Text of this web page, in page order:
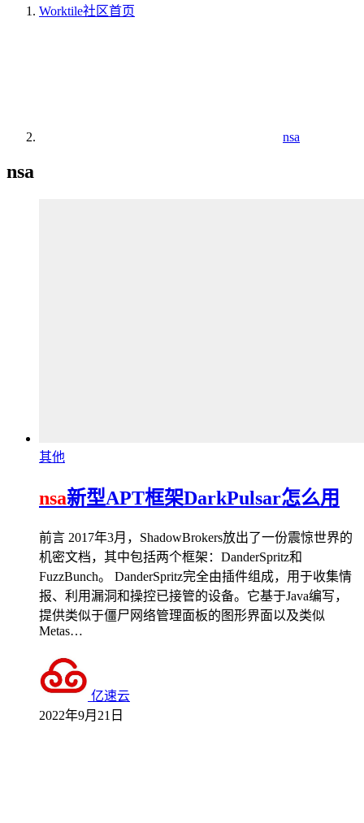
Worktile社区首页
nsa
nsa
其他
nsa新型APT框架DarkPulsar怎么用
前言 2017年3月，ShadowBrokers放出了一份震惊世界的
机密文档，其中包括两个框架：DanderSpritz和
FuzzBunch。 DanderSpritz完全由插件组成，用于收集情
报、利用漏洞和操控已接管的设备。它基于Java编写，
提供类似于僵尸网络管理面板的图形界面以及类似
Metas…
亿速云
2022年9月21日